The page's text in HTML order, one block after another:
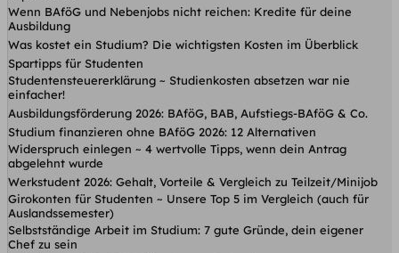
Wenn BAföG und Nebenjobs nicht reichen: Kredite für deine
Ausbildung
Was kostet ein Studium? Die wichtigsten Kosten im Überblick
Spartipps für Studenten
Studentensteuererklärung ~ Studienkosten absetzen war nie
einfacher!
Ausbildungsförderung 2026: BAföG, BAB, Aufstiegs-BAföG & Co.
Studium finanzieren ohne BAföG 2026: 12 Alternativen
Widerspruch einlegen ~ 4 wertvolle Tipps, wenn dein Antrag
abgelehnt wurde
Werkstudent 2026: Gehalt, Vorteile & Vergleich zu Teilzeit/Minijob
Girokonten für Studenten ~ Unsere Top 5 im Vergleich (auch für
Auslandssemester)
Selbstständige Arbeit im Studium: 7 gute Gründe, dein eigener
Chef zu sein